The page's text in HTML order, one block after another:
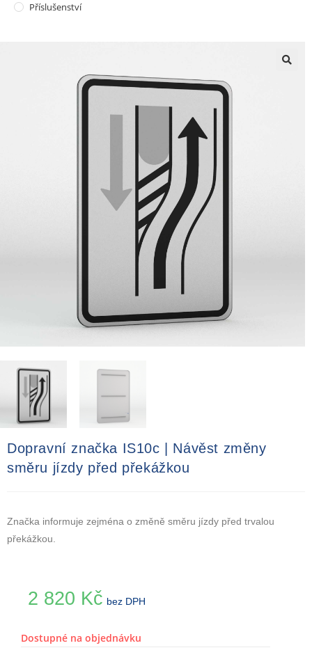
Příslušenství
Dopravní značka IS10c | Návěst změny
směru jízdy před překážkou
Značka informuje zejména o změně směru jízdy před trvalou
překážkou.
2 820 Kč bez DPH
Dostupné na objednávku